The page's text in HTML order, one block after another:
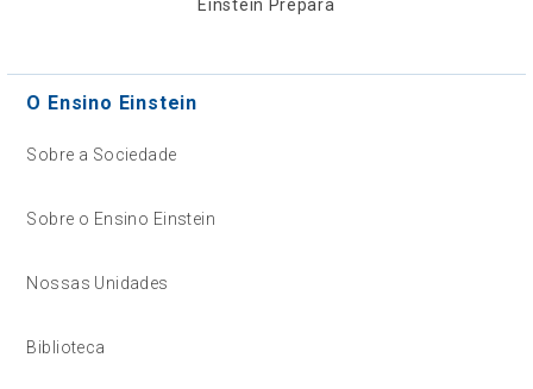
Einstein Prepara
O Ensino Einstein
Sobre a Sociedade
Sobre o Ensino Einstein
Nossas Unidades
Biblioteca